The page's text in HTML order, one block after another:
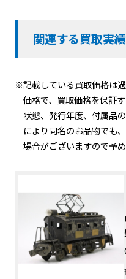
関連する買取実
※記載している買取価格は
価格で、買取価格を保証
状態、発行年度、付属品
により同名のお品物でも
場合がございますので予め